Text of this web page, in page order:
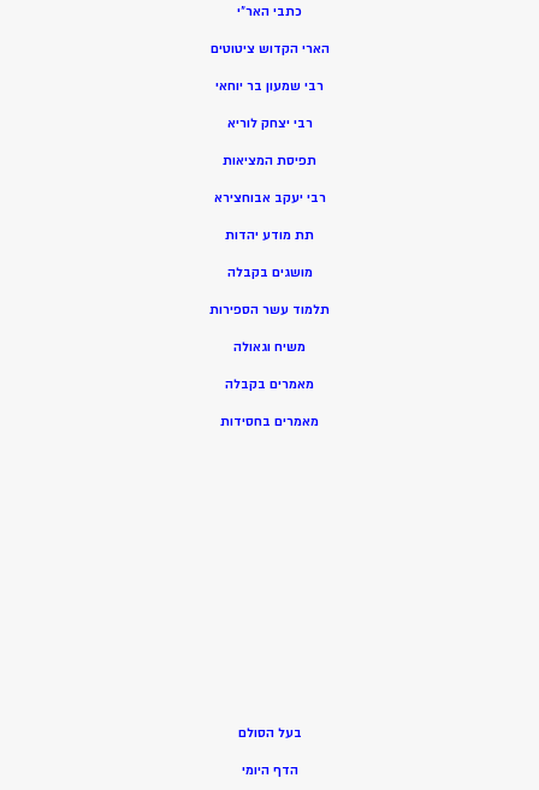
כתבי האר”י
הארי הקדוש ציטוטים
רבי שמעון בר יוחאי
רבי יצחק לוריא
תפיסת המציאות
רבי יעקב אבוחצירא
תת מודע יהדות
מושגים בקבלה
תלמוד עשר הספירות
משיח וגאולה
מאמרים בקבלה
מאמרים בחסידות
בעל הסולם
הדף היומי